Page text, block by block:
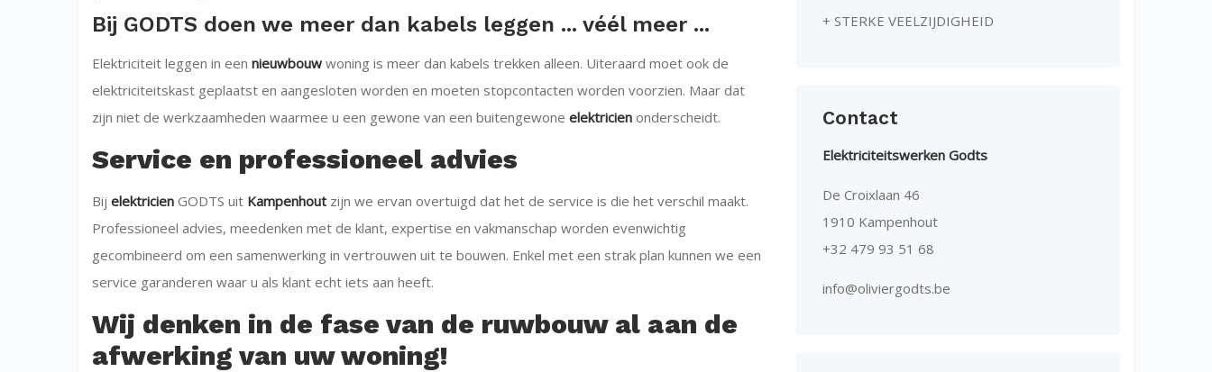
Bij GODTS doen we meer dan kabels leggen ... véél meer ...
Elektriciteit leggen in een nieuwbouw woning is meer dan kabels trekken alleen. Uiteraard moet ook de
elektriciteitskast geplaatst en aangesloten worden en moeten stopcontacten worden voorzien. Maar dat
zijn niet de werkzaamheden waarmee u een gewone van een buitengewone elektricien onderscheidt.
Service en professioneel advies
Bij elektricien GODTS uit Kampenhout zijn we ervan overtuigd dat het de service is die het verschil maakt.
Professioneel advies, meedenken met de klant, expertise en vakmanschap worden evenwichtig
gecombineerd om een samenwerking in vertrouwen uit te bouwen. Enkel met een strak plan kunnen we een
service garanderen waar u als klant echt iets aan heeft.
Wij denken in de fase van de ruwbouw al aan de
afwerking van uw woning!
+ STERKE VEELZIJDIGHEID
Contact
Elektriciteitswerken Godts
De Croixlaan 46
1910 Kampenhout
+32 479 93 51 68
info@oliviergodts.be